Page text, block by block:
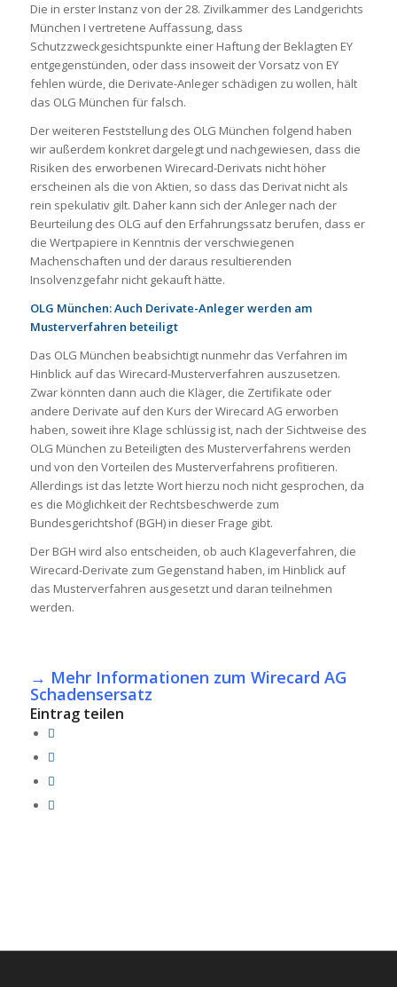
Die in erster Instanz von der 28. Zivilkammer des Landgerichts
München I vertretene Auffassung, dass
Schutzzweckgesichtspunkte einer Haftung der Beklagten EY
entgegenstünden, oder dass insoweit der Vorsatz von EY
fehlen würde, die Derivate-Anleger schädigen zu wollen, hält
das OLG München für falsch.
Der weiteren Feststellung des OLG München folgend haben
wir außerdem konkret dargelegt und nachgewiesen, dass die
Risiken des erworbenen Wirecard-Derivats nicht höher
erscheinen als die von Aktien, so dass das Derivat nicht als
rein spekulativ gilt. Daher kann sich der Anleger nach der
Beurteilung des OLG auf den Erfahrungssatz berufen, dass er
die Wertpapiere in Kenntnis der verschwiegenen
Machenschaften und der daraus resultierenden
Insolvenzgefahr nicht gekauft hätte.
OLG München: Auch Derivate-Anleger werden am
Musterverfahren beteiligt
Das OLG München beabsichtigt nunmehr das Verfahren im
Hinblick auf das Wirecard-Musterverfahren auszusetzen.
Zwar könnten dann auch die Kläger, die Zertifikate oder
andere Derivate auf den Kurs der Wirecard AG erworben
haben, soweit ihre Klage schlüssig ist, nach der Sichtweise des
OLG München zu Beteiligten des Musterverfahrens werden
und von den Vorteilen des Musterverfahrens profitieren.
Allerdings ist das letzte Wort hierzu noch nicht gesprochen, da
es die Möglichkeit der Rechtsbeschwerde zum
Bundesgerichtshof (BGH) in dieser Frage gibt.
Der BGH wird also entscheiden, ob auch Klageverfahren, die
Wirecard-Derivate zum Gegenstand haben, im Hinblick auf
das Musterverfahren ausgesetzt und daran teilnehmen
werden.
→ Mehr Informationen zum Wirecard AG
Schadensersatz
Eintrag teilen